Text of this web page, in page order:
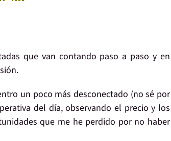
que van contando paso a paso y en
un poco más desconectado (no sé por
del día, observando el precio y los
que me he perdido por no haber